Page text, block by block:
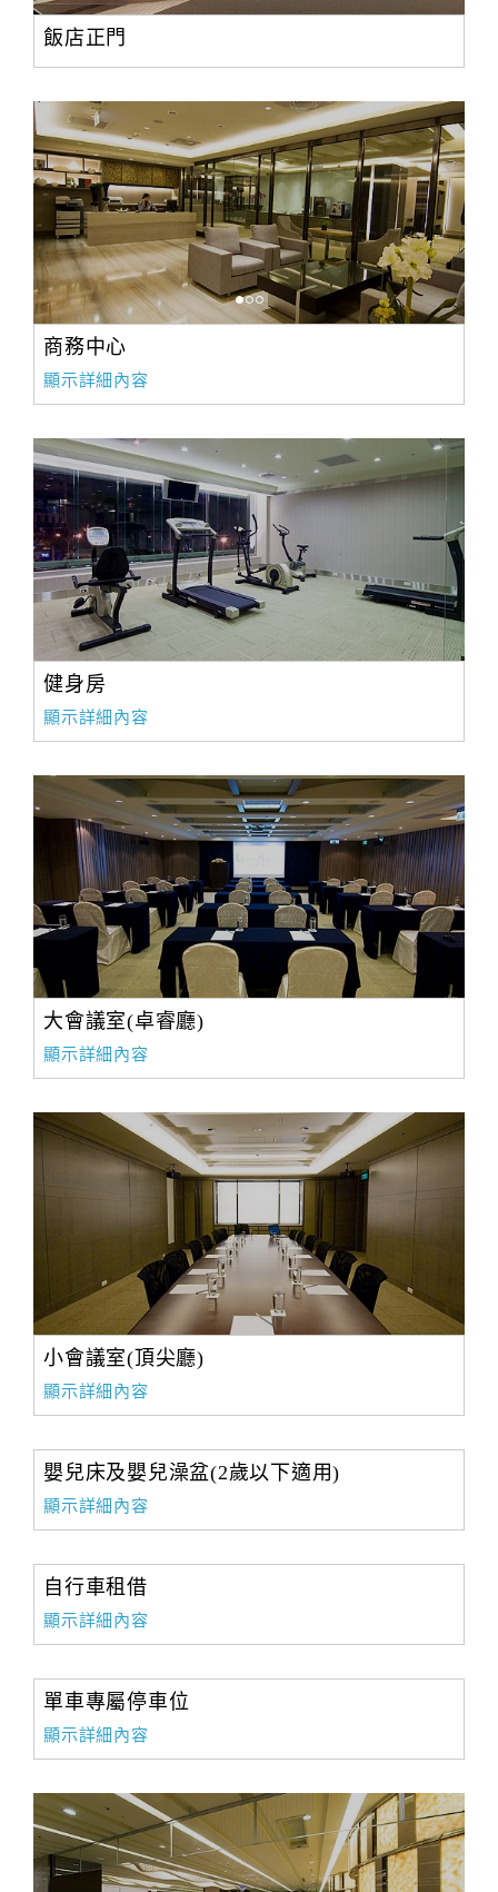
飯店正門
商務中心
顯示詳細內容
健身房
顯示詳細內容
大會議室(卓睿廳)
顯示詳細內容
小會議室(頂尖廳)
顯示詳細內容
嬰兒床及嬰兒澡盆(2歲以下適用)
顯示詳細內容
自行車租借
顯示詳細內容
單車專屬停車位
顯示詳細內容